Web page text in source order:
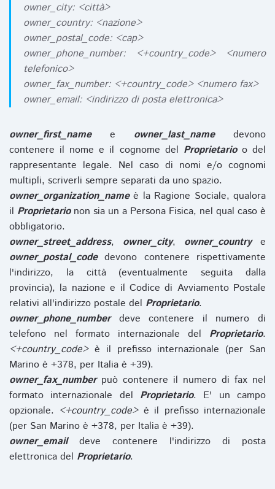
owner_city: <città>
owner_country: <nazione>
owner_postal_code: <cap>
owner_phone_number: <+country_code> <numero
telefonico>
owner_fax_number: <+country_code> <numero fax>
owner_email: <indirizzo di posta elettronica>
owner_first_namee owner_last_namedevono
contenere il nome e il cognome del Proprietarioo del
rappresentante legale. Nel caso di nomi e/o cognomi
multipli, scriverli sempre separati da uno spazio.
owner_organization_nameè la Ragione Sociale, qualora
il Proprietarionon sia un a Persona Fisica, nel qual caso è
obbligatorio.
owner_street_address, owner_city, owner_countrye
owner_postal_codedevono contenere rispettivamente
l'indirizzo, la città (eventualmente seguita dalla
provincia), la nazione e il Codice di Avviamento Postale
relativi all'indirizzo postale del Proprietario.
owner_phone_numberdeve contenere il numero di
telefono nel formato internazionale del Proprietario.
<+country_code>è il prefisso internazionale (per San
Marino è +378, per Italia è +39).
owner_fax_numberpuò contenere il numero di fax nel
formato internazionale del Proprietario. E' un campo
opzionale. <+country_code>è il prefisso internazionale
(per San Marino è +378, per Italia è +39).
owner_emaildeve contenere l'indirizzo di posta
elettronica del Proprietario.